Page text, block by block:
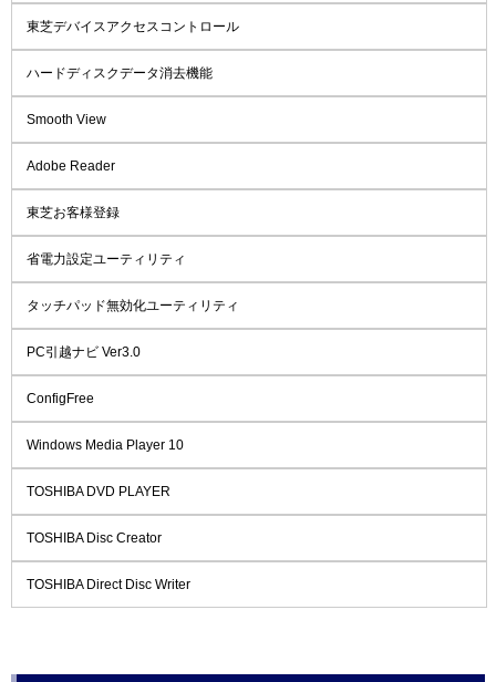
東芝デバイスアクセスコントロール
ハードディスクデータ消去機能
Smooth View
Adobe Reader
東芝お客様登録
省電力設定ユーティリティ
タッチパッド無効化ユーティリティ
PC引越ナビ Ver3.0
ConfigFree
Windows Media Player 10
TOSHIBA DVD PLAYER
TOSHIBA Disc Creator
TOSHIBA Direct Disc Writer